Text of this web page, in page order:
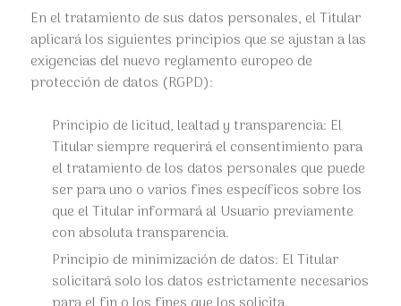
En el tratamiento de sus datos personales, el Titular
aplicará los siguientes principios que se ajustan a las
exigencias del nuevo reglamento europeo de
protección de datos (RGPD):
Principio de licitud, lealtad y transparencia: El
Titular siempre requerirá el consentimiento para
el tratamiento de los datos personales que puede
ser para uno o varios fines específicos sobre los
que el Titular informará al Usuario previamente
con absoluta transparencia.
Principio de minimización de datos: El Titular
solicitará solo los datos estrictamente necesarios